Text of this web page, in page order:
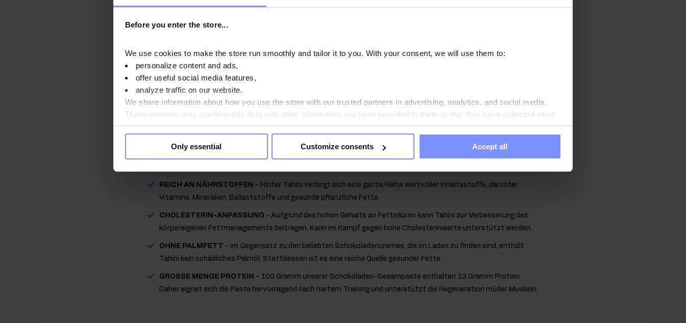
Before you enter the store...
We use cookies to make the store run smoothly and tailor it to you. With your consent, we will use them to:
personalize content and ads,
offer useful social media features,
analyze traffic on our website.
We share information about how you use the store with our trusted partners in advertising, analytics, and social media.
These partners may combine this data with other information you have provided to them or that they have collected when
you use their services. Do you agree?
Only essential Customize consents Accept all
Der Geschmack von Sesam gemocht wird,
OstroVit Tahini Sesampaste zeichnet sich durch einen hohen Gehalt an Fettsäuren aus. Dadurch kann es das
Fettmanagement des Körpers unterstützen und zur Regulierung des Cholesterinspiegels beitragen, was wiederum
dazu beitragen kann den Körper vor Herz-Kreislauf-Erkrankungen zu schützen.
Eigenschaften:
Lieblingssnack ganz einfach durch eine gesündere Alternative ersetzt werden.
REICH AN NÄHRSTOFFEN - Hinter Tahini verbirgt sich eine ganze Reihe wertvoller Inhaltsstoffe, darunter
Vitamine, Mineralien, Ballaststoffe und gesunde pflanzliche Fette.
CHOLESTERIN-ANPASSUNG - Aufgrund des hohen Gehalts an Fettsäuren kann Tahini zur Verbesserung des
körpereigenen Fettmanagements beitragen. Kann im Kampf gegen hohe Cholesterinwerte unterstützt werden.
OHNE PALMFETT - Im Gegensatz zu den beliebten Schokoladencremes, die im Laden zu finden sind, enthält
Tahini kein schädliches Palmöl. Stattdessen ist es eine reiche Quelle gesunder Fette.
GROSSE MENGE PROTEIN - 100 Gramm unserer Schokoladen-Sesampaste enthalten 13 Gramm Protein.
Daher eignet sich die Paste hervorragend nach hartem Training und unterstützt die Regeneration müder Muskeln.